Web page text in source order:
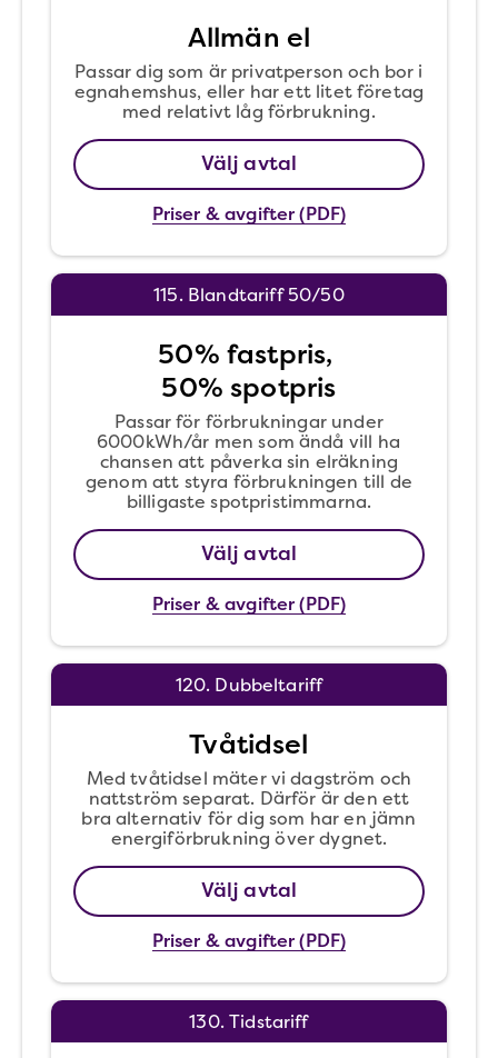
Allmän el
Passar dig som är privatperson och bor i
egnahemshus, eller har ett litet företag
med relativt låg förbrukning.
Välj avtal
Priser & avgifter (PDF)
115. Blandtariff 50/50
50% fastpris,
50% spotpris
Passar för förbrukningar under
6000kWh/år men som ändå vill ha
chansen att påverka sin elräkning
genom att styra förbrukningen till de
billigaste spotpristimmarna.
Välj avtal
Priser & avgifter (PDF)
120. Dubbeltariff
Tvåtidsel
Med tvåtidsel mäter vi dagström och
nattström separat. Därför är den ett
bra alternativ för dig som har en jämn
energiförbrukning över dygnet.
Välj avtal
Priser & avgifter (PDF)
130. Tidstariff